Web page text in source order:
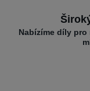
Nabízíme díly